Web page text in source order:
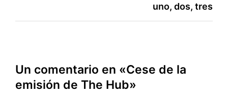
uno, dos, tres
Un comentario en «Cese de la
emisión de The Hub»